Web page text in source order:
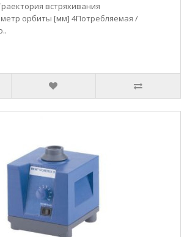
встряхивания
орбиты [мм] 4Потребляемая /